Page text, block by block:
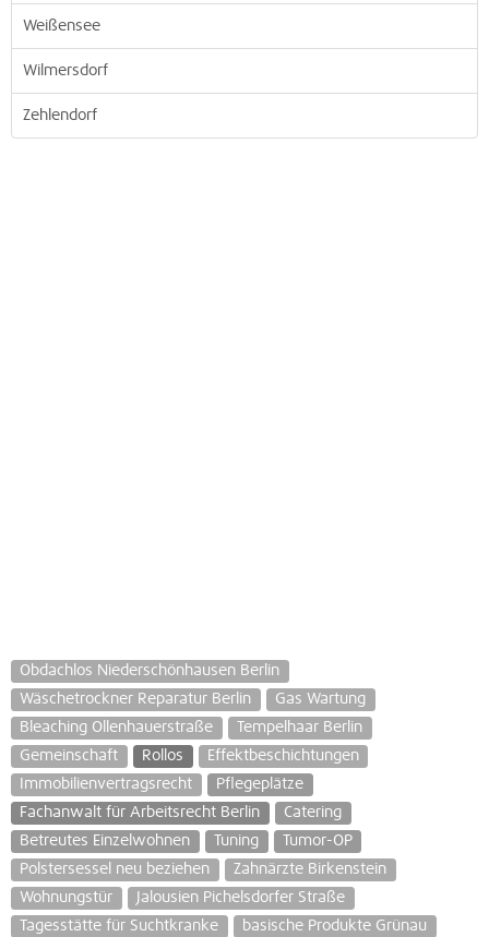
Weißensee
Wilmersdorf
Zehlendorf
Obdachlos Niederschönhausen Berlin
Wäschetrockner Reparatur Berlin
Gas Wartung
Bleaching Ollenhauerstraße
Tempelhaar Berlin
Gemeinschaft
Rollos
Effektbeschichtungen
Immobilienvertragsrecht
Pflegeplätze
Fachanwalt für Arbeitsrecht Berlin
Catering
Betreutes Einzelwohnen
Tuning
Tumor-OP
Polstersessel neu beziehen
Zahnärzte Birkenstein
Wohnungstür
Jalousien Pichelsdorfer Straße
Tagesstätte für Suchtkranke
basische Produkte Grünau